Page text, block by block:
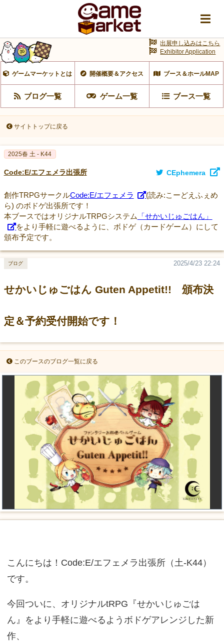
ゲームマーケットとは 開催概要＆アクセス ブース＆ホールMAP
ブログ一覧 ゲーム一覧 ブース一覧
出展申し込みはこちら
Exhibitor Application
サイトトップに戻る
2025春 土 - K44
Code:E/エフェメラ出張所 CEphemera
創作TRPGサークルCode:E/エフェメラ
(読み:こーどえふぇめ
ら) のボドゲ出張所です！
本ブースではオリジナルTRPGシステム 「せかいじゅごはん」
をより手軽に遊べるように、ボドゲ（カードゲーム）にして
頒布予定です。
せかいじゅごはん Guten Appetit!! 頒布決
定＆予約受付開始です！
2025/4/23 22:24
ブログ
このブースのブログ一覧に戻る
こんにちは！Code:E/エフェメラ出張所（土-K44）
です。
今回ついに、オリジナルtRPG『せかいじゅごは
ん』をより手軽に遊べるようボドゲアレンジした新
作、